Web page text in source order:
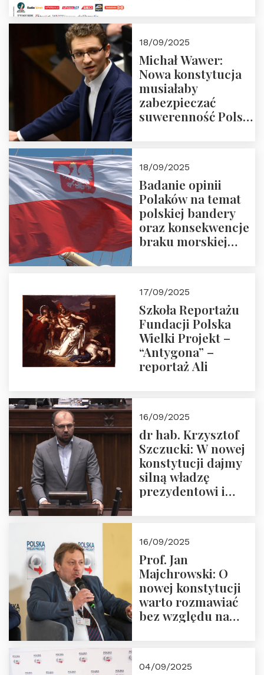
18/09/2025
Michał Wawer:
Nowa konstytucja
musiałaby
zabezpieczać
suwerenność Polski
18/09/2025
Badanie opinii
Polaków na temat
polskiej bandery
oraz konsekwencje
braku morskiej
17/09/2025
Szkoła Reportażu
Fundacji Polska
Wielki Projekt –
“Antygona” –
reportaż Ali
16/09/2025
dr hab. Krzysztof
Szczucki: W nowej
konstytucji dajmy
silną władzę
prezydentowi i
16/09/2025
Prof. Jan
Majchrowski: O
nowej konstytucji
warto rozmawiać
bez względu na
04/09/2025